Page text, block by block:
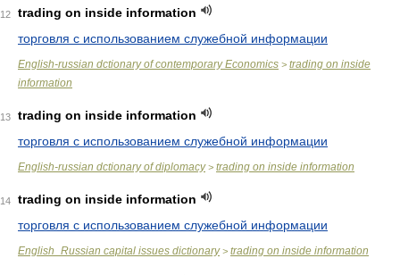
12
trading on inside information
торговля с использованием служебной информации
English-russian dctionary of contemporary Economics > trading on inside
information
13
trading on inside information
торговля с использованием служебной информации
English-russian dctionary of diplomacy> trading on inside information
14
trading on inside information
торговля с использованием служебной информации
English_Russian capital issues dictionary> trading on inside information